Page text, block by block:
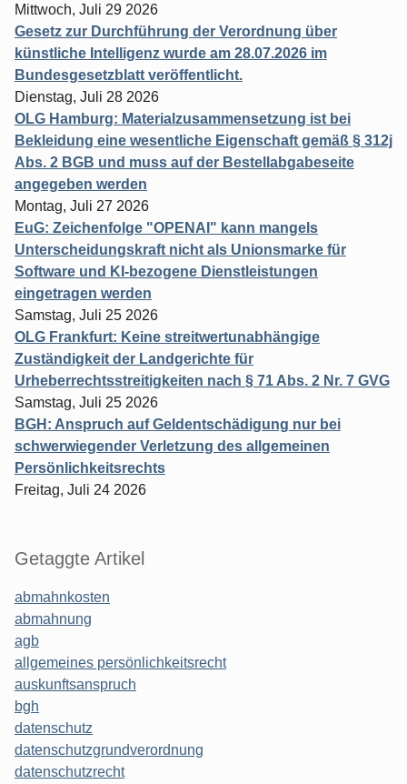
Mittwoch, Juli 29 2026
Gesetz zur Durchführung der Verordnung über
künstliche Intelligenz wurde am 28.07.2026 im
Bundesgesetzblatt veröffentlicht.
Dienstag, Juli 28 2026
OLG Hamburg: Materialzusammensetzung ist bei
Bekleidung eine wesentliche Eigenschaft gemäß § 312j
Abs. 2 BGB und muss auf der Bestellabgabeseite
angegeben werden
Montag, Juli 27 2026
EuG: Zeichenfolge "OPENAI" kann mangels
Unterscheidungskraft nicht als Unionsmarke für
Software und KI-bezogene Dienstleistungen
eingetragen werden
Samstag, Juli 25 2026
OLG Frankfurt: Keine streitwertunabhängige
Zuständigkeit der Landgerichte für
Urheberrechtsstreitigkeiten nach § 71 Abs. 2 Nr. 7 GVG
Samstag, Juli 25 2026
BGH: Anspruch auf Geldentschädigung nur bei
schwerwiegender Verletzung des allgemeinen
Persönlichkeitsrechts
Freitag, Juli 24 2026
Getaggte Artikel
abmahnkosten
abmahnung
agb
allgemeines persönlichkeitsrecht
auskunftsanspruch
bgh
datenschutz
datenschutzgrundverordnung
datenschutzrecht